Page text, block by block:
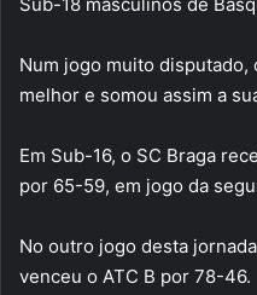
Num jogo muito disputado,
melhor e somou assim a
Em Sub-16, o SC Braga
por 65-59, em jogo da
No outro jogo desta
venceu o ATC B por 78-46.